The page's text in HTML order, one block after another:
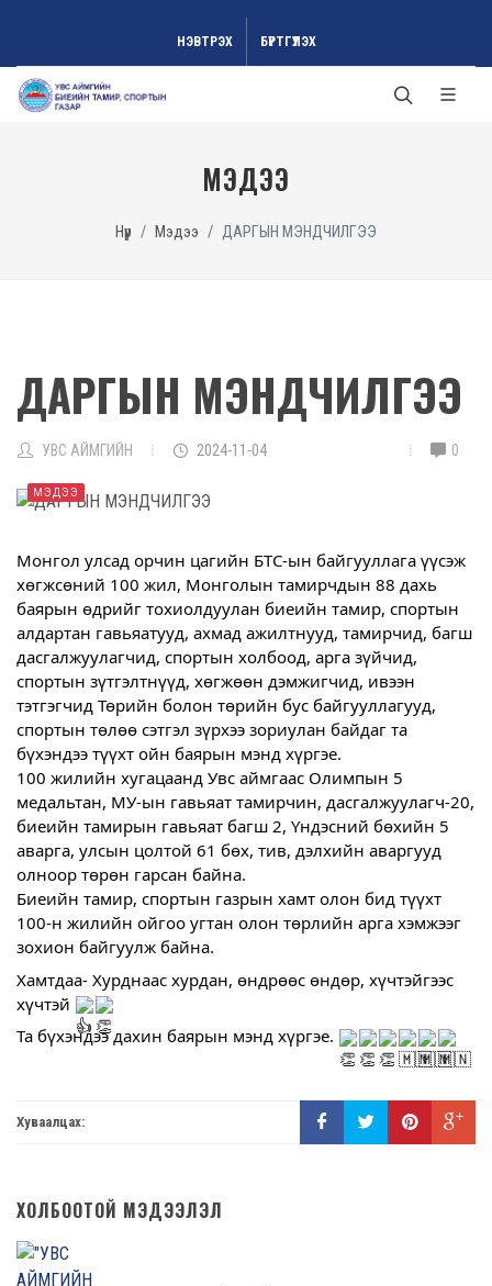
НЭВТРЭХ БҮРТГҮҮЛЭХ
МЭДЭЭ
Нүүр Мэдээ ДАРГЫН МЭНДЧИЛГЭЭ
ДАРГЫН МЭНДЧИЛГЭЭ
УВС АЙМГИЙН 2024-11-04 0
МЭДЭЭ
Монгол улсад орчин цагийн БТС-ын байгууллага үүсэж
хөгжсөний 100 жил, Монголын тамирчдын 88 дахь
баярын өдрийг тохиолдуулан биеийн тамир, спортын
алдартан гавьяатууд, ахмад ажилтнууд, тамирчид, багш
дасгалжуулагчид, спортын холбоод, арга зүйчид,
спортын зүтгэлтнүүд, хөгжөөн дэмжигчид, ивээн
тэтгэгчид Төрийн болон төрийн бус байгууллагууд,
спортын төлөө сэтгэл зүрхээ зориулан байдаг та
бүхэндээ түүхт ойн баярын мэнд хүргэе.
100 жилийн хугацаанд Увс аймгаас Олимпын 5
медальтан, МУ-ын гавьяат тамирчин, дасгалжуулагч-20,
биеийн тамирын гавьяат багш 2, Үндэсний бөхийн 5
аварга, улсын цолтой 61 бөх, тив, дэлхийн аваргууд
олноор төрөн гарсан байна.
Биеийн тамир, спортын газрын хамт олон бид түүхт
100-н жилийн ойгоо угтан олон төрлийн арга хэмжээг
зохион байгуулж байна.
Хамтдаа- Хурднаас хурдан, өндрөөс өндөр, хүчтэйгээс
хүчтэй
Та бүхэндээ дахин баярын мэнд хүргэе.
Хуваалцах:
ХОЛБООТОЙ МЭДЭЭЛЭЛ